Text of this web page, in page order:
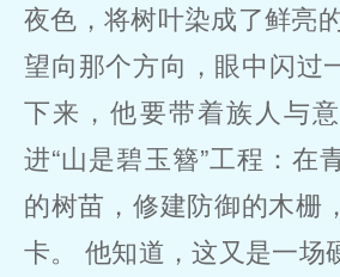
夜色，将树叶染成了鲜亮
望向那个方向，眼中闪
下来，他要带着族人与
进“山是碧玉簪”工程：在
的树苗，修建防御的木栅
卡。 他知道，这又是一场